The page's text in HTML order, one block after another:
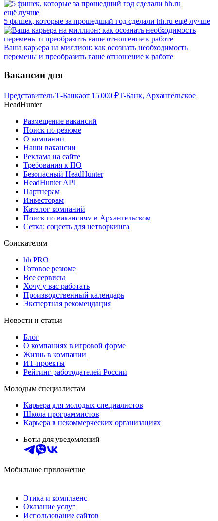
5 фишек, которые за прошедший год сделали hh.ru ещё лучше
Ваша карьера на миллион: как осознать необходимость
перемены и преобразить ваше отношение к работе
Вакансии дня
Представитель Т-Банкаот 15 000 ₽Т-Банк, Архангельское
HeadHunter
Размещение вакансий
Поиск по резюме
О компании
Наши вакансии
Реклама на сайте
Требования к ПО
Безопасный HeadHunter
HeadHunter API
Партнерам
Инвесторам
Каталог компаний
Поиск по вакансиям в Архангельском
Сетка: соцсеть для нетворкинга
Соискателям
hh PRO
Готовое резюме
Все сервисы
Хочу у вас работать
Производственный календарь
Экспертная рекомендация
Новости и статьи
Блог
О компаниях в игровой форме
Жизнь в компании
ИТ-проекты
Рейтинг работодателей России
Молодым специалистам
Карьера для молодых специалистов
Школа программистов
Карьера в некоммерческих организациях
Боты для уведомлений
Мобильное приложение
Этика и комплаенс
Оказание услуг
Использование сайтов